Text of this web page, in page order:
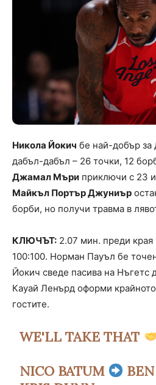
Никола Йокич бе най-добър
дабъл-дабъл – 26 точки, 12
Джамал Мъри приключи с 23
Майкъл Портър Джуниър
борби, но получи травма в
КЛЮЧЪТ: 2.07 мин. преди края
100:100. Норман Пауъл бе
Йокич сведе пасива на Нъгетс
Кауай Ленърд оформи
гостите.
WE'LL TAKE THAT
NICO BATUM